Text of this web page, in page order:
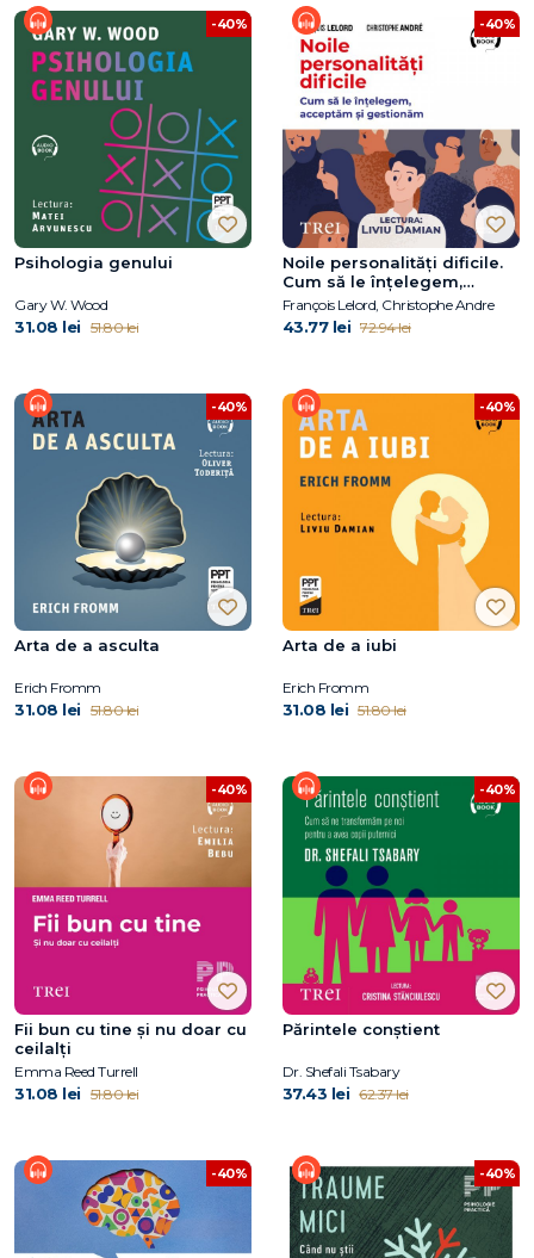
-40%
Psihologia genului
Gary W. Wood
31.08 lei 51.80 lei
-40%
Noile personalități dificile.
Cum să le înțelegem,
acceptăm și gestionăm
François Lelord, Christophe Andre
43.77 lei 72.94 lei
-40%
Arta de a asculta
Erich Fromm
31.08 lei 51.80 lei
-40%
Arta de a iubi
Erich Fromm
31.08 lei 51.80 lei
-40%
Fii bun cu tine și nu doar cu
ceilalți
Emma Reed Turrell
31.08 lei 51.80 lei
-40%
Părintele conştient
Dr. Shefali Tsabary
37.43 lei 62.37 lei
-40% -40%